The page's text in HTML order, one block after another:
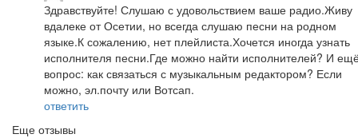
Здравствуйте! Слушаю с удовольствием ваше радио.Живу
вдалеке от Осетии, но всегда слушаю песни на родном
языке.К сожалению, нет плейлиста.Хочется иногда узнать
исполнителя песни.Где можно найти исполнителей? И
вопрос: как связаться с музыкальным редактором? Если
можно, эл.почту или Вотсап.
ответить
Еще отзывы